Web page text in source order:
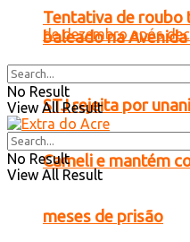
STJ rejeita por
Cameli e mantém
meses de prisão
Tentativa de roubo
baleado na
No Result
View All Result
No Result
View All Result